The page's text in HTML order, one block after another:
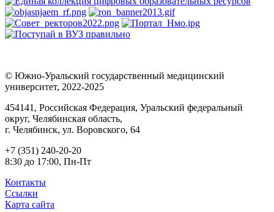
© Южно-Уральский государственный медицинский
университет, 2022-2025
454141, Российская Федерация, Уральский федеральный
округ, Челябинская область,
г. Челябинск, ул. Воровского, 64
+7 (351) 240-20-20
8:30 до 17:00, Пн-Пт
Контакты
Ссылки
Карта сайта